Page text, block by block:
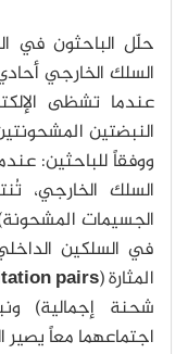
حلّل الباحثون في
السلك الخارجي
عندما تشظى
النبضتين
ووفقاً للباحثين:
السلك الخارجي،
الجسيمات
في السلكين
المثارة (pairs
شحنة إجمالية)
اجتماعهما معاً يصير